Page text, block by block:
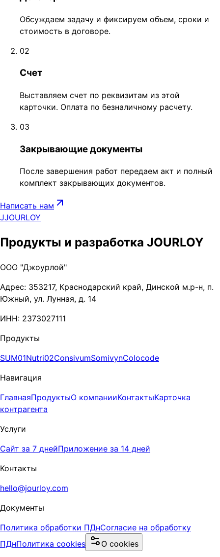
Обсуждаем задачу и фиксируем объем, сроки и
стоимость в договоре.
02
Счет
Выставляем счет по реквизитам из этой
карточки. Оплата по безналичному расчету.
03
Закрывающие документы
После завершения работ передаем акт и полный
комплект закрывающих документов.
Написать нам
JJOURLOY
Продукты и разработка JOURLOY
ООО "Джоурлой"
Адрес: 353217, Краснодарский край, Динской м.р-н, п.
Южный, ул. Лунная, д. 14
ИНН: 2373027111
Продукты
SUM01Nutri02ConsivumSomivynColocode
Навигация
ГлавнаяПродуктыО компанииКонтактыКарточка
контрагента
Услуги
Сайт за 7 днейПриложение за 14 дней
Контакты
hello@jourloy.com
Документы
Политика обработки ПДнСогласие на обработку
ПДнПолитика cookies О cookies